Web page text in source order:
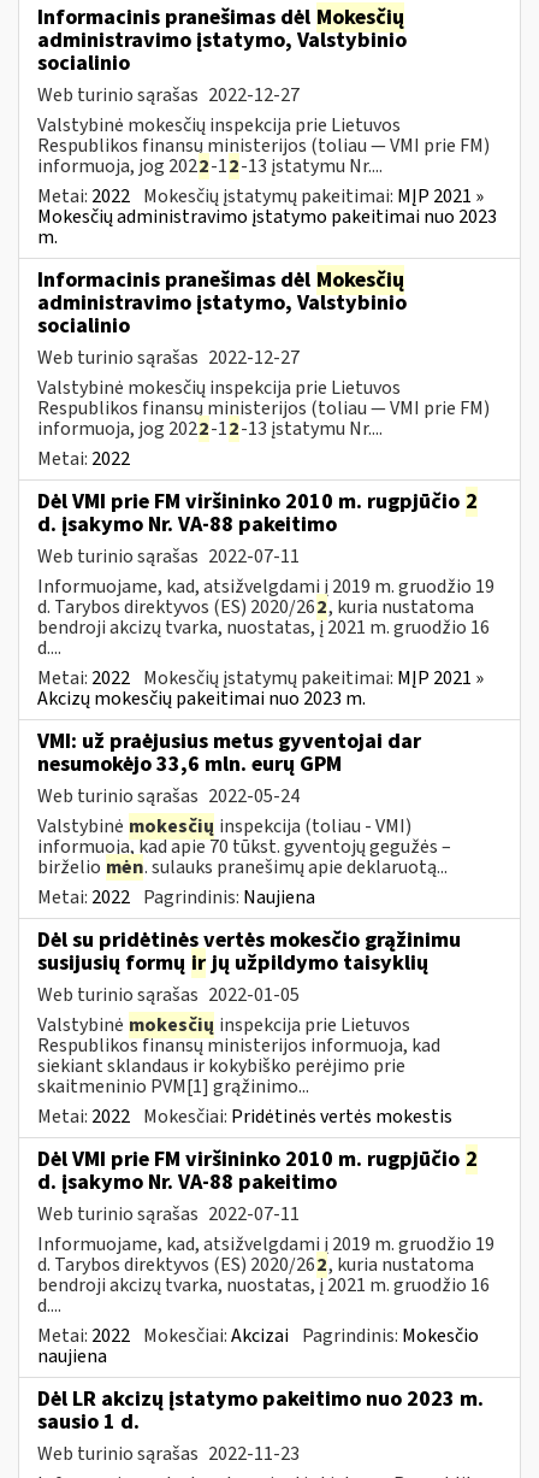
Informacinis pranešimas dėl Mokesčių
administravimo įstatymo, Valstybinio
socialinio
Web turinio sąrašas 2022-12-27
Valstybinė mokesčių inspekcija prie Lietuvos
Respublikos finansų ministerijos (toliau — VMI prie FM)
informuoja, jog 2022-12-13 įstatymu Nr....
Metai: 2022 Mokesčių įstatymų pakeitimai: MĮP 2021 »
Mokesčių administravimo įstatymo pakeitimai nuo 2023
m.
Informacinis pranešimas dėl Mokesčių
administravimo įstatymo, Valstybinio
socialinio
Web turinio sąrašas 2022-12-27
Valstybinė mokesčių inspekcija prie Lietuvos
Respublikos finansų ministerijos (toliau — VMI prie FM)
informuoja, jog 2022-12-13 įstatymu Nr....
Metai: 2022
Dėl VMI prie FM viršininko 2010 m. rugpjūčio 2
d. įsakymo Nr. VA-88 pakeitimo
Web turinio sąrašas 2022-07-11
Informuojame, kad, atsižvelgdami į 2019 m. gruodžio 19
d. Tarybos direktyvos (ES) 2020/262, kuria nustatoma
bendroji akcizų tvarka, nuostatas, į 2021 m. gruodžio 16
d....
Metai: 2022 Mokesčių įstatymų pakeitimai: MĮP 2021 »
Akcizų mokesčių pakeitimai nuo 2023 m.
VMI: už praėjusius metus gyventojai dar
nesumokėjo 33,6 mln. eurų GPM
Web turinio sąrašas 2022-05-24
Valstybinė mokesčių inspekcija (toliau - VMI)
informuoja, kad apie 70 tūkst. gyventojų gegužės –
birželio mėn. sulauks pranešimų apie deklaruotą...
Metai: 2022 Pagrindinis: Naujiena
Dėl su pridėtinės vertės mokesčio grąžinimu
susijusių formų irjų užpildymo taisyklių
Web turinio sąrašas 2022-01-05
Valstybinė mokesčių inspekcija prie Lietuvos
Respublikos finansų ministerijos informuoja, kad
siekiant sklandaus ir kokybiško perėjimo prie
skaitmeninio PVM[1] grąžinimo...
Metai: 2022 Mokesčiai: Pridėtinės vertės mokestis
Dėl VMI prie FM viršininko 2010 m. rugpjūčio 2
d. įsakymo Nr. VA-88 pakeitimo
Web turinio sąrašas 2022-07-11
Informuojame, kad, atsižvelgdami į 2019 m. gruodžio 19
d. Tarybos direktyvos (ES) 2020/262, kuria nustatoma
bendroji akcizų tvarka, nuostatas, į 2021 m. gruodžio 16
d....
Metai: 2022 Mokesčiai:Akcizai Pagrindinis: Mokesčio
naujiena
Dėl LR akcizų įstatymo pakeitimo nuo 2023 m.
sausio 1 d.
Web turinio sąrašas 2022-11-23